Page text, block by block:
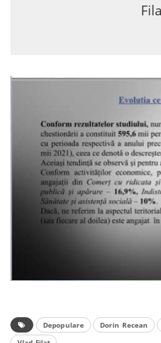
Depopulare Dorin Recean